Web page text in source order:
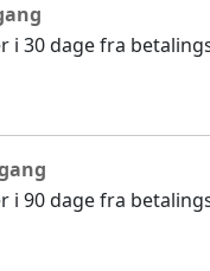
30 dage fra
90 dage fra